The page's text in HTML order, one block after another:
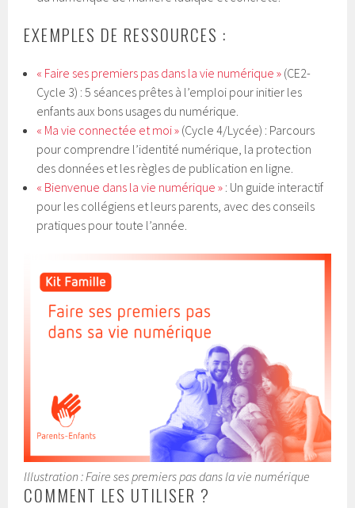
EXEMPLES DE RESSOURCES :
« Faire ses premiers pas dans la vie numérique » (CE2-
Cycle 3) : 5 séances prêtes à l’emploi pour initier les
enfants aux bons usages du numérique.
« Ma vie connectée et moi » (Cycle 4/Lycée) : Parcours
pour comprendre l’identité numérique, la protection
des données et les règles de publication en ligne.
« Bienvenue dans la vie numérique » : Un guide interactif
pour les collégiens et leurs parents, avec des conseils
pratiques pour toute l’année.
Illustration : Faire ses premiers pas dans la vie numérique
COMMENT LES UTILISER ?